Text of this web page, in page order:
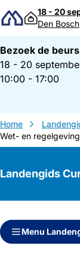
Direct naar
18 - 20
Den Bosch
Bezoek de beurs
18 - 20
10:00 - 17:00
Home
Wet- en
Landengids
Direct naar
Direct naar
Menu